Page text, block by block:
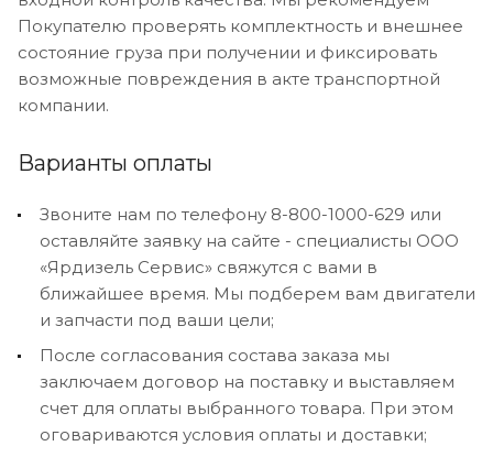
Покупателю проверять комплектность и внешнее
состояние груза при получении и фиксировать
возможные повреждения в акте транспортной
компании.
Варианты оплаты
Звоните нам по телефону 8-800-1000-629 или
оставляйте заявку на сайте - специалисты ООО
«Ярдизель Сервис» свяжутся с вами в
ближайшее время. Мы подберем вам двигатели
и запчасти под ваши цели;
После согласования состава заказа мы
заключаем договор на поставку и выставляем
счет для оплаты выбранного товара. При этом
оговариваются условия оплаты и доставки;